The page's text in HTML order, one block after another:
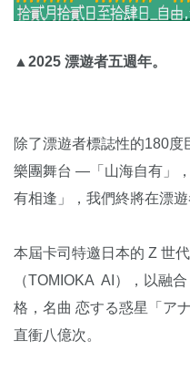
▲2025 漂遊者五週年。
除了漂遊者標誌性的180
樂團舞台 —「山海自有」
有相逢」，我們終將在漂遊
本屆卡司特邀日本的 Z 世
（TOMIOKA AI），以融
格，名曲 恋する惑星「ア
直衝八億次。